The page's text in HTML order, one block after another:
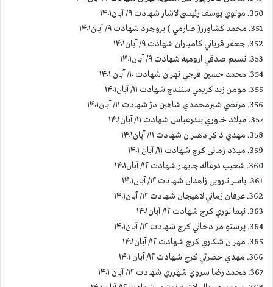
350. مولوي يوسف رئيسي لاشار شهادت ۹/ آبان۱۴۰۱
351. محمد كشاورز( صارمي ) بروجرد شهادت ۹/ آبان۱۴۰۱
352. جعفر قرباني كامياران شهادت ۹/ آبان۱۴۰۱
353. نسيم صدقي اروميه شهادت ۹/ آبان۱۴۰۱
354. محمد حسين فرجي تهران شهادت ۱۰/ آبان ۱۴۰۱
355. مومن زند كريمي سنندج شهادت ۱۱/ آبان۱۴۰۱
356. مرتضي شيرمحمدي شاهين دژ شهادت ۱۱/ آبان۱۴۰۱
357. ميلاد خاوري بندرعباس شهادت ۱۱/ آبان۱۴۰۱
358. مهدي ذاكر دهلران شهادت ۱۱/ آبان۱۴۰۱
359. میلاد زمانی کرج شهادت ۱۱/ آبان ۱۴۰۱
360. شعيب درغاله چابهار شهادت ۱۲/ آبان۱۴۰۱
361. یاسر نارویی زاهدان شهادت ۱۲/ آبان۱۴۰۱
362. عرفان زماني لاهيجان شهادت ۱۲/ آبان۱۴۰۱
363. نيما نوري كرج شهادت ۱۲/ آبان۱۴۰۱
364. پرستو مرادخاني كرج شهادت ۱۲/ آبان۱۴۰۱
365. مهران شكاري كرج شهادت ۱۲/ آبان۱۴۰۱
366. مهدي حضرتي كرج شهادت ۱۲/ آبان ۱۴۰۱
367. محمد رضا سروي شهرري شهادت ۱۲/ آبان ۱۴۰۱